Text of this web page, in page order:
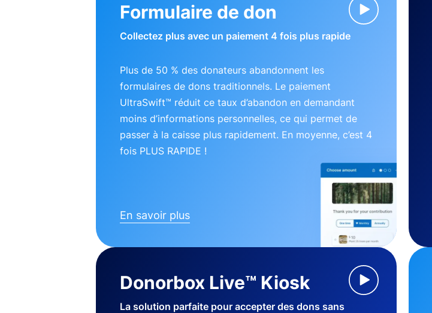
Formulaire de don
Collectez plus avec un paiement 4 fois plus rapide
Plus de 50 % des donateurs abandonnent les
formulaires de dons traditionnels. Le paiement
UltraSwift™ réduit ce taux d’abandon en demandant
moins d’informations personnelles, ce qui permet de
passer à la caisse plus rapidement. En moyenne, c’est 4
fois PLUS RAPIDE !
En savoir plus
Donorbox Live™ Kiosk
La solution parfaite pour accepter des dons sans